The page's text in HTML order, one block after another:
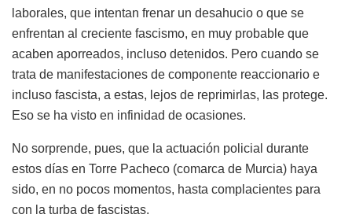
laborales, que intentan frenar un desahucio o que se
enfrentan al creciente fascismo, en muy probable que
acaben aporreados, incluso detenidos. Pero cuando se
trata de manifestaciones de componente reaccionario e
incluso fascista, a estas, lejos de reprimirlas, las protege.
Eso se ha visto en infinidad de ocasiones.
No sorprende, pues, que la actuación policial durante
estos días en Torre Pacheco (comarca de Murcia) haya
sido, en no pocos momentos, hasta complacientes para
con la turba de fascistas.